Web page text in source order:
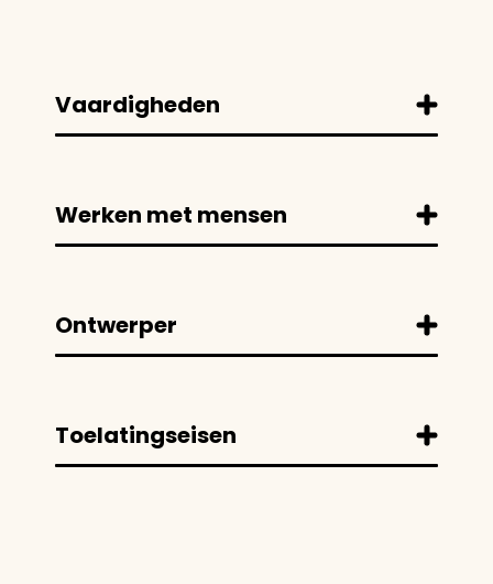
Vaardigheden
Werken met mensen
Ontwerper
Toelatingseisen